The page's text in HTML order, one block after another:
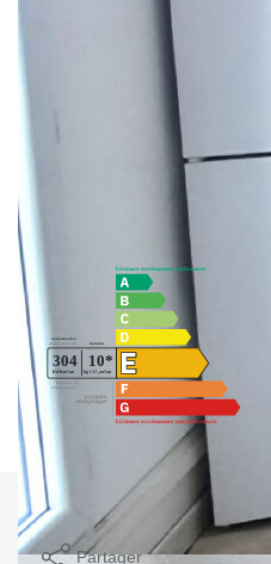
pour organiser une visite !
honoraires inclus
TTC à la charge de l'acquéreur
Nos honoraires
Diagnostics
Partager